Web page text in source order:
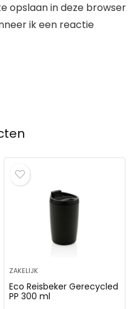
opslaan in deze browser
ik een reactie
ZAKELIJK
Eco Reisbeker Gerecycled
PP 300 ml